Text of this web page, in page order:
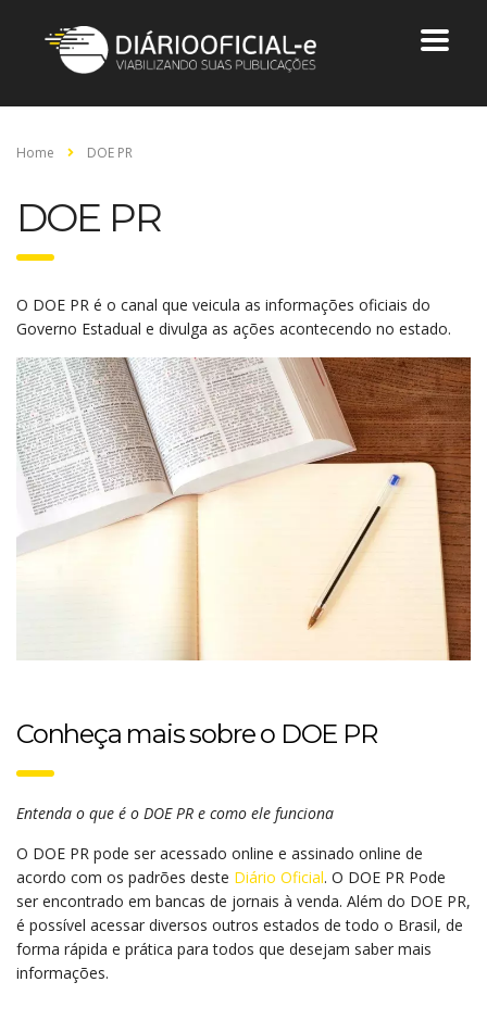
Home DOE PR
DOE PR
O DOE PR é o canal que veicula as informações oficiais do
Governo Estadual e divulga as ações acontecendo no estado.
Conheça mais sobre o DOE PR
Entenda o que é o DOE PR e como ele funciona
O DOE PR pode ser acessado online e assinado online de
acordo com os padrões deste Diário Oficial. O DOE PR Pode
ser encontrado em bancas de jornais à venda. Além do DOE PR,
é possível acessar diversos outros estados de todo o Brasil, de
forma rápida e prática para todos que desejam saber mais
informações.